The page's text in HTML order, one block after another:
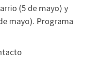
(5 de mayo) y
mayo). Programa